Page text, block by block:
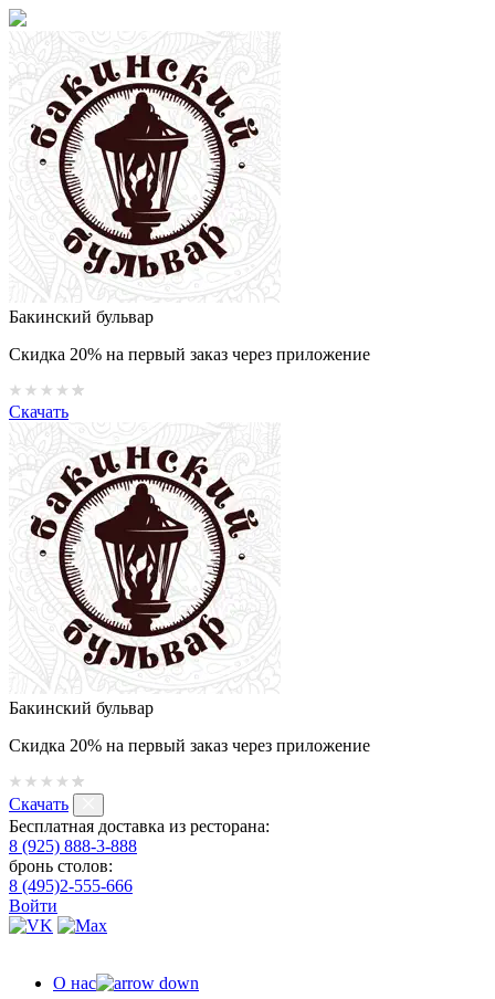
Бакинский бульвар
Скидка 20% на первый заказ через приложение
Скачать
Бакинский бульвар
Скидка 20% на первый заказ через приложение
Скачать
Бесплатная доставка из ресторана:
8 (925) 888-3-888
бронь столов:
8 (495)2-555-666
Войти
О нас